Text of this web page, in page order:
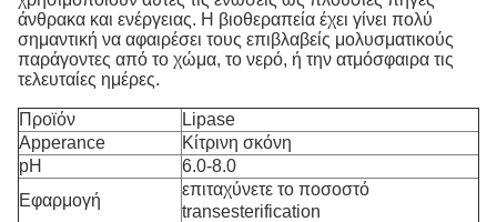
άνθρακα και ενέργειας. Η βιοθεραπεία έχει γίνει πολύ
σημαντική να αφαιρέσει τους επιβλαβείς μολυσματικούς
παράγοντες από το χώμα, το νερό, ή την ατμόσφαιρα τις
τελευταίες ημέρες.
Προϊόν
Lipase
Apperance
Κίτρινη σκόνη
pH
6.0-8.0
Εφαρμογή
επιταχύνετε το ποσοστό
transesterification